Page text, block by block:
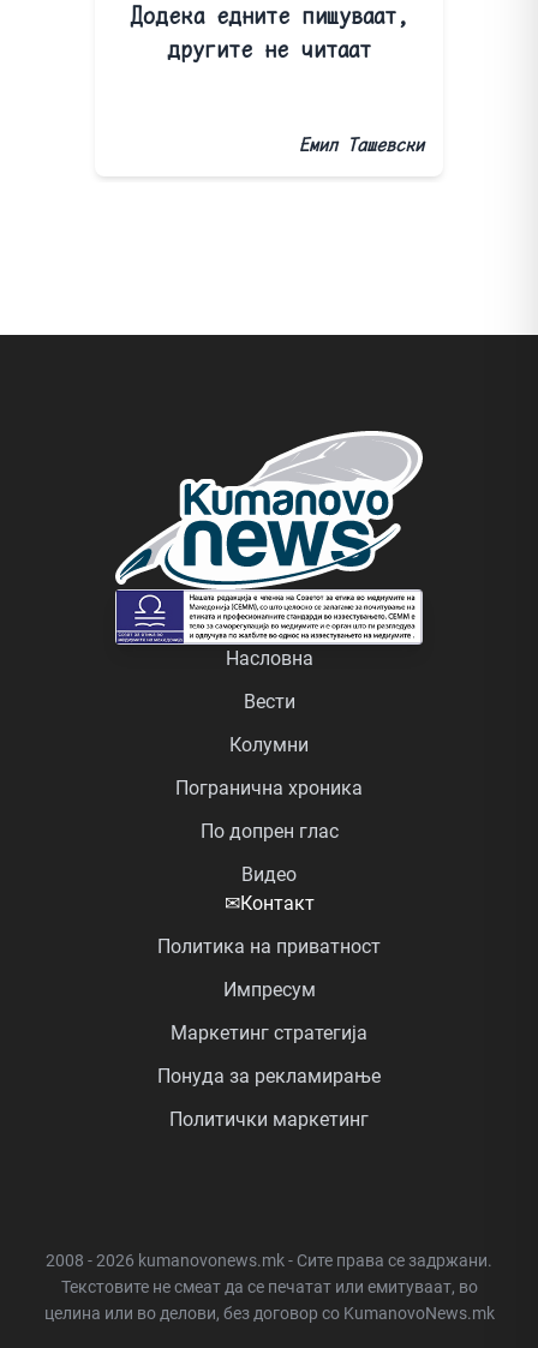
Додека едните пишуваат,
другите не читаат
Емил Ташевски
Насловна
Вести
Колумни
Погранична хроника
По допрен глас
Видео
✉Контакт
Политика на приватност
Импресум
Маркетинг стратегија
Понуда за рекламирање
Политички маркетинг
2008 - 2026 kumanovonews.mk - Сите права се задржани.
Текстовите не смеат да се печатат или емитуваат, во
целина или во делови, без договор со KumanovoNews.mk